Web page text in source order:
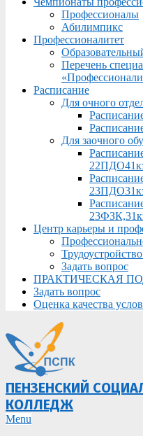
Профессионалы
Абилимпикс
Профессионалитет
Перечень
Расписание
Для очного
Для заочного
Центр карьеры и
Задать вопрос
ПРАКТИЧЕСКАЯ
Задать вопрос
Оценка качества
ПЕНЗЕНСКИЙ
КОЛЛЕДЖ
Primary
Menu